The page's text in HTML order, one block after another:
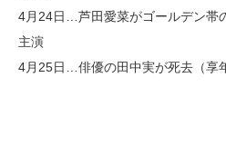
4月24日…芦田愛菜がゴールデン帯
主演
4月25日…俳優の田中実が死去（享